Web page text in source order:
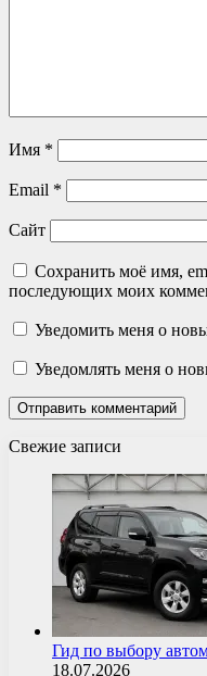
Имя *
Email *
Сайт
Сохранить моё имя,
последующих моих
Уведомить меня о
Уведомлять меня о
Свежие записи
Гид по выбору
18.07.2026